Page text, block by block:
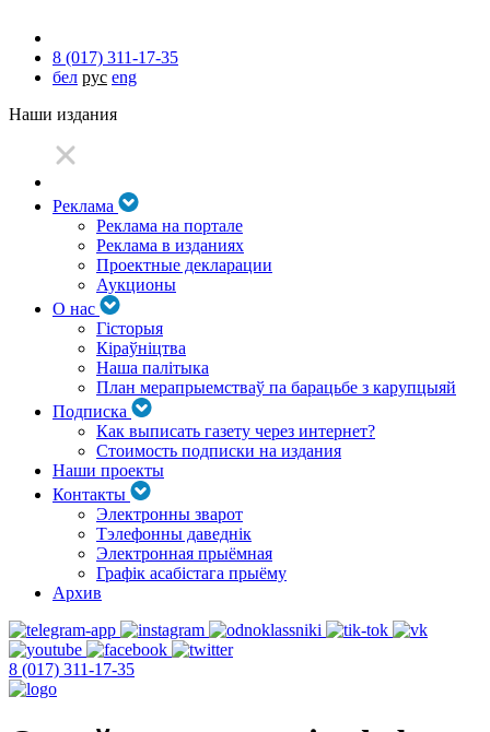
8 (017) 311-17-35
бел рус eng
Наши издания
Реклама
Реклама на портале
Реклама в изданиях
Проектные декларации
Аукционы
О нас
Гісторыя
Кіраўніцтва
Наша палітыка
План мерапрыемстваў па барацьбе з карупцыяй
Подписка
Как выписать газету через интернет?
Стоимость подписки на издания
Наши проекты
Контакты
Электронны зварот
Тэлефонны даведнік
Электронная прыёмная
Графік асабістага прыёму
Архив
8 (017) 311-17-35